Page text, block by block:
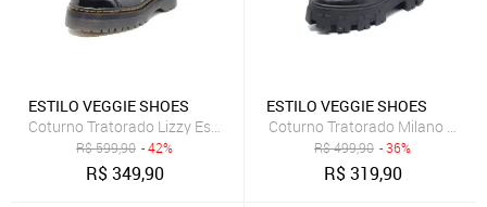
ESTILO VEGGIE SHOES
Coturno Tratorado Lizzy Estilo Veggie Verniz Preto
R$599,90 - 42%
R$349,90
ESTILO VEGGIE SHOES
Coturno Tratorado Milano
R$499,90 - 36%
R$319,90